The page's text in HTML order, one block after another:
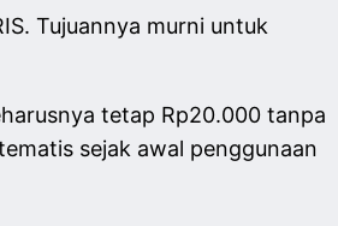
Tujuannya murni untuk
tetap Rp20.000 tanpa
sejak awal penggunaan